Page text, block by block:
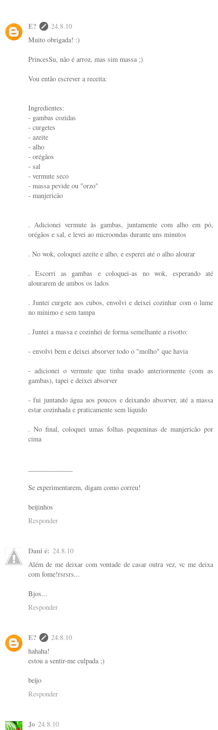
E?
24.8.10
Muito obrigada! :)
PrincesSu, não é arroz, mas sim massa ;)
Vou então escrever a receita:
Ingredientes:
- gambas cozidas
- curgetes
- azeite
- alho
- orégãos
- sal
- vermute seco
- massa pevide ou "orzo"
- manjericão
. Adicionei vermute às gambas, juntamente com alho em pó,
orégãos e sal, e levei ao microondas durante uns minutos
. No wok, coloquei azeite e alho, e esperei até o alho alourar
. Escorri as gambas e coloquei-as no wok, esperando até
alourarem de ambos os lados
. Juntei curgete aos cubos, envolvi e deixei cozinhar com o lume
no mínimo e sem tampa
. Juntei a massa e cozinhei de forma semelhante a risotto:
- envolvi bem e deixei absorver todo o "molho" que havia
- adicionei o vermute que tinha usado anteriormente (com as
gambas), tapei e deixei absorver
- fui juntando água aos poucos e deixando absorver, até a massa
estar cozinhada e praticamente sem líquido
. No final, coloquei umas folhas pequeninas de manjericão por
cima
Se experimentarem, digam como correu!
beijinhos
Responder
Dani é: 24.8.10
Além de me deixar com vontade de casar outra vez, vc me deixa
com fome!rsrsrs...
Bjos...
Responder
E?
24.8.10
hahaha!
estou a sentir-me culpada ;)
beijo
Responder
Jo 24.8.10